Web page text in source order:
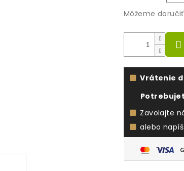
Môžeme
Vrátenie
Zavolajte
alebo